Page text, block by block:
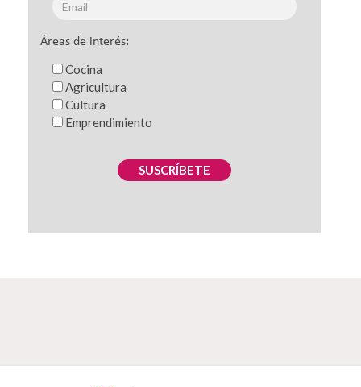
Áreas de interés:
Cocina
Agricultura
Cultura
Emprendimiento
SUSCRÍBETE